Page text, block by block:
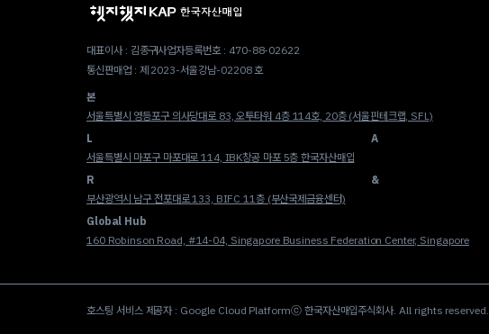
대표이사 : 김종구사업자등록번호 : 470-88-02622
통신판매업 : 제 2023-서울강남-02208 호
본
서울특별시 영등포구 의사당대로 83, 오투타워 4층 114호, 20층 (서울핀테크랩, SFL)
L
A
서울특별시 마포구 마포대로 114, IBK창공 마포 5층 한국자산매입
R
&
부산광역시 남구 전포대로 133, BIFC 11층 (부산국제금융센터)
Global Hub
160 Robinson Road, #14-04, Singapore Business Federation Center, Singapore
호스팅 서비스 제공자 : Google Cloud Platformⓒ 한국자산매입주식회사. All rights reserved.